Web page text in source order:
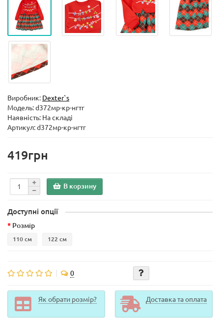
Виробник: Dexter`s
Модель:d372мр-кр-нгтг
Наявність: На складі
Артикул: d372мр-кр-нгтг
419грн
В корзину
Доступні опції
Розмір
110 см 122 см
0
Як обрати розмір? Доставка та оплата